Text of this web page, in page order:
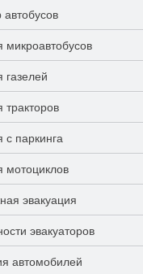
автобусов
микроавтобусов
газелей
тракторов
с паркинга
мотоциклов
эвакуация
эвакуаторов
автомобилей